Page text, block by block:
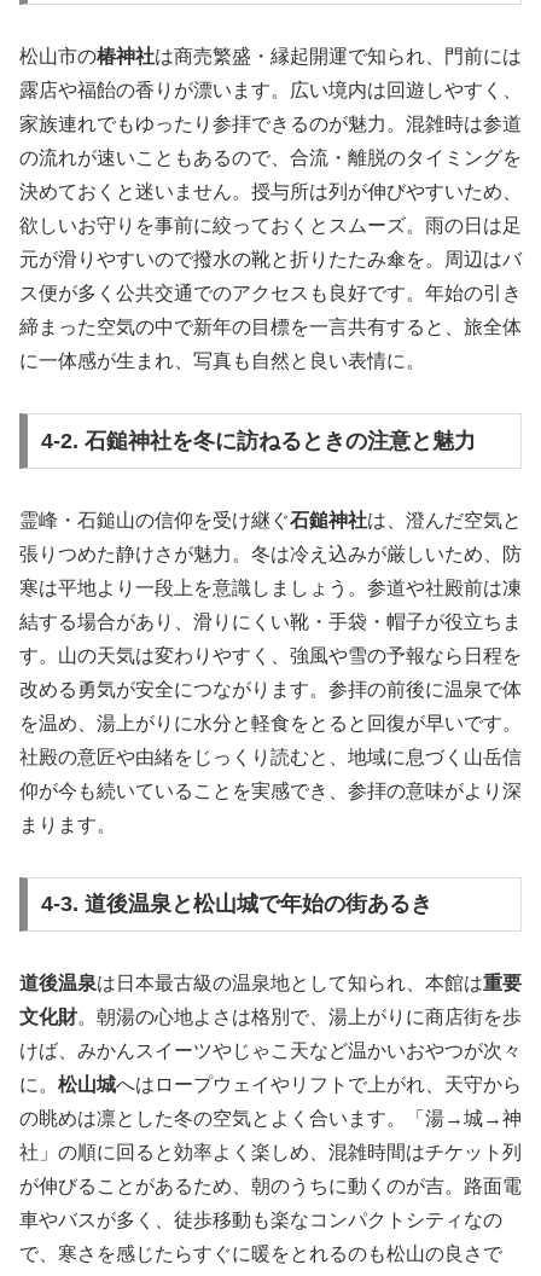
松山市の椿神社は商売繁盛・縁起開運で知られ、門前には
露店や福飴の香りが漂います。広い境内は回遊しやすく、
家族連れでもゆったり参拝できるのが魅力。混雑時は参道
の流れが速いこともあるので、合流・離脱のタイミングを
決めておくと迷いません。授与所は列が伸びやすいため、
欲しいお守りを事前に絞っておくとスムーズ。雨の日は足
元が滑りやすいので撥水の靴と折りたたみ傘を。周辺はバ
ス便が多く公共交通でのアクセスも良好です。年始の引き
締まった空気の中で新年の目標を一言共有すると、旅全体
に一体感が生まれ、写真も自然と良い表情に。
4-2. 石鎚神社を冬に訪ねるときの注意と魅力
霊峰・石鎚山の信仰を受け継ぐ石鎚神社は、澄んだ空気と
張りつめた静けさが魅力。冬は冷え込みが厳しいため、防
寒は平地より一段上を意識しましょう。参道や社殿前は凍
結する場合があり、滑りにくい靴・手袋・帽子が役立ちま
す。山の天気は変わりやすく、強風や雪の予報なら日程を
改める勇気が安全につながります。参拝の前後に温泉で体
を温め、湯上がりに水分と軽食をとると回復が早いです。
社殿の意匠や由緒をじっくり読むと、地域に息づく山岳信
仰が今も続いていることを実感でき、参拝の意味がより深
まります。
4-3. 道後温泉と松山城で年始の街あるき
道後温泉は日本最古級の温泉地として知られ、本館は重要
文化財。朝湯の心地よさは格別で、湯上がりに商店街を歩
けば、みかんスイーツやじゃこ天など温かいおやつが次々
に。 松山城へはロープウェイやリフトで上がれ、天守から
の眺めは凛とした冬の空気とよく合います。「湯→城→神
社」の順に回ると効率よく楽しめ、混雑時間はチケット列
が伸びることがあるため、朝のうちに動くのが吉。路面電
車やバスが多く、徒歩移動も楽なコンパクトシティなの
で、寒さを感じたらすぐに暖をとれるのも松山の良さで